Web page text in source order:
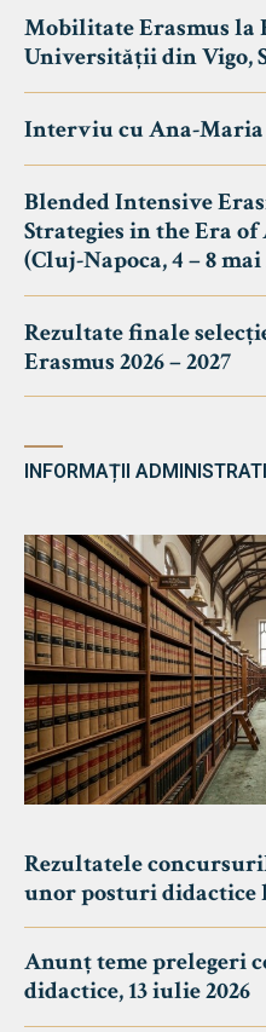
Mobilitate Erasmus la
Universității din Vigo,
Interviu cu Ana-Maria
Blended Intensive
Strategies in the Era
(Cluj-Napoca, 4 – 8 mai
Rezultate finale
Erasmus 2026 – 2027
INFORMAȚII
Rezultatele
unor posturi didactice
Anunț teme prelegeri
didactice, 13 iulie 2026